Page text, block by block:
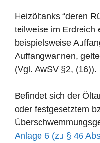
Heizöltanks “deren
teilweise im Erdreich
beispielsweise
Auffangwannen,
(Vgl. AwSV §2, (16)).
Befindet sich der
oder festgesetztem
Anlage 6 (zu § 46